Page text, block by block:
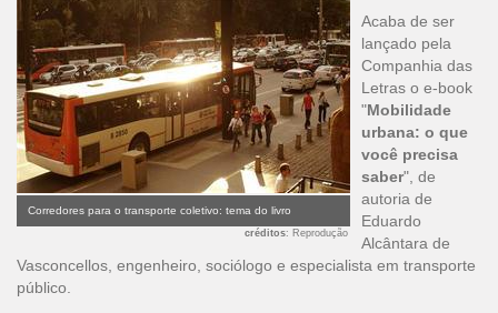
Corredores para o transporte coletivo: tema do livro
créditos: Reprodução
Acaba de ser
lançado pela
Companhia das
Letras o e-book
"Mobilidade
urbana: o que
você precisa
saber", de
autoria de
Eduardo
Alcântara de
Vasconcellos, engenheiro, sociólogo e especialista em transporte
público.